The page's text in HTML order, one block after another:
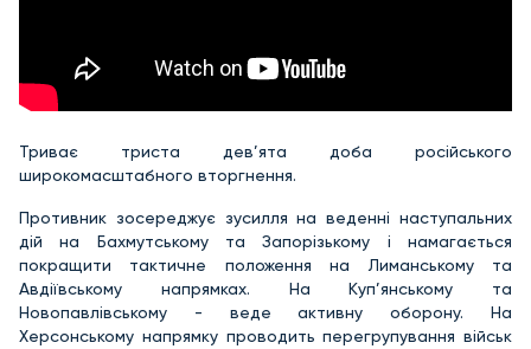
Триває триста дев’ята доба російського
широкомасштабного вторгнення.
Противник зосереджує зусилля на веденні наступальних
дій на Бахмутському та Запорізькому і намагається
покращити тактичне положення на Лиманському та
Авдіївському напрямках. На Куп’янському та
Новопавлівському - веде активну оборону. На
Херсонському напрямку проводить перегрупування військ